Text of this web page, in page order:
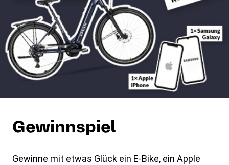
Gewinnspiel
Gewinne mit etwas Glück ein E-Bike, ein Apple